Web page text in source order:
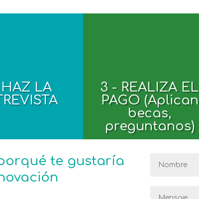
LA
3 - REALIZA EL
PAGO (Aplican
becas,
preguntanos)
te gustaría